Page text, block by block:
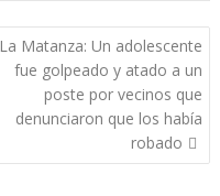
La Matanza: Un adolescente
fue golpeado y atado a un
poste por vecinos que
denunciaron que los había
robado